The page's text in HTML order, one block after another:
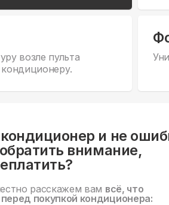
возле пульта
и не
внимание,
расскажем вам всё, что
покупкой кондиционера: